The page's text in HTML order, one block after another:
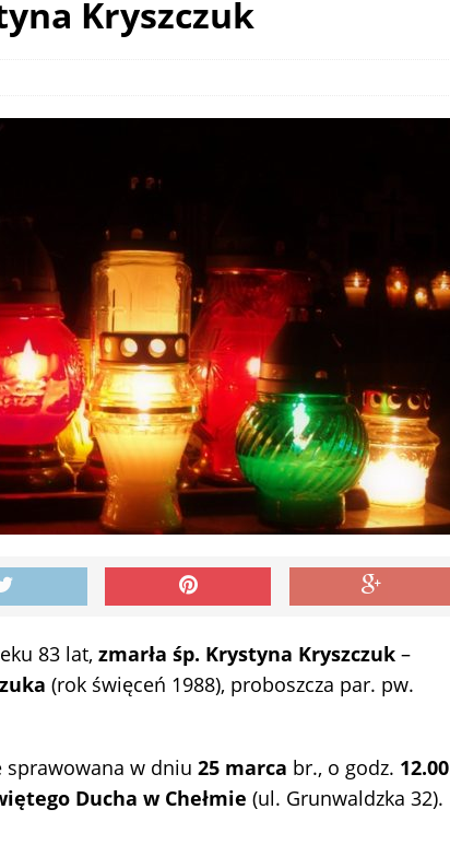
]
SMAL – Spotkanie Młodych Archidiecezji Lubelskiej – Garbów: 19-
Kryszczuk
83 lat, zmarła śp. Krystyna Kryszczuk –
(rok święceń 1988), proboszcza par. pw.
sprawowana w dniu 25 marca br., o godz. 12.00
Ducha w Chełmie (ul. Grunwaldzka 32).